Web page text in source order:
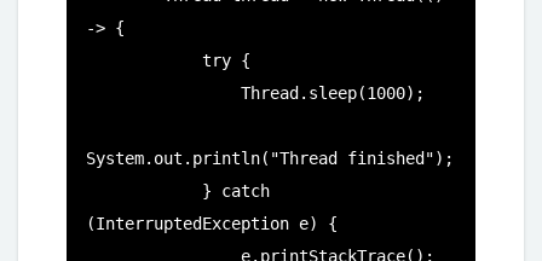
-> {
System.out.println("Thread finished");
(InterruptedException e) {